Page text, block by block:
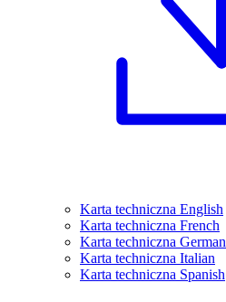
Karta techniczna English
Karta techniczna French
Karta techniczna German
Karta techniczna Italian
Karta techniczna Spanish